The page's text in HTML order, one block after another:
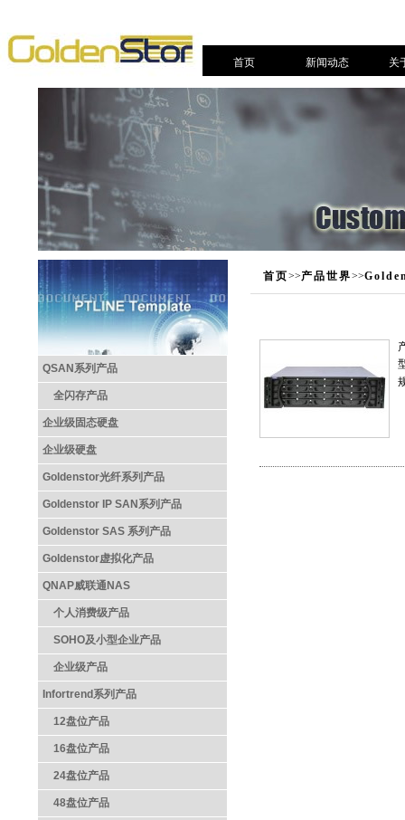
首页 新闻动态 关
QSAN系列产品
全闪存产品
企业级固态硬盘
企业级硬盘
Goldenstor光纤系列产品
Goldenstor IP SAN系列产品
Goldenstor SAS 系列产品
Goldenstor虚拟化产品
QNAP威联通NAS
个人消费级产品
SOHO及小型企业产品
企业级产品
Infortrend系列产品
12盘位产品
16盘位产品
24盘位产品
48盘位产品
首页>>产品世界>>